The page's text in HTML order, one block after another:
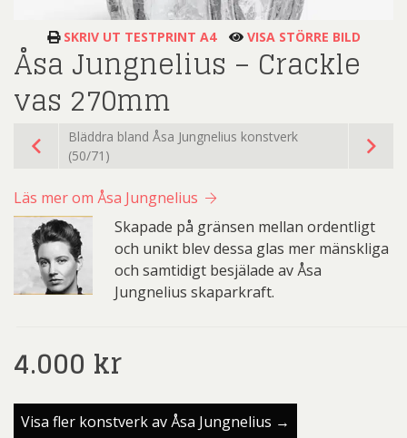
SKRIV UT TESTPRINT A4 VISA STÖRRE BILD
Åsa Jungnelius – Crackle
vas 270mm
Bläddra bland Åsa Jungnelius konstverk
(50/71)
Läs mer om Åsa Jungnelius
Skapade på gränsen mellan ordentligt
och unikt blev dessa glas mer mänskliga
och samtidigt besjälade av Åsa
Jungnelius skaparkraft.
4.000 kr
Visa fler konstverk av Åsa Jungnelius →